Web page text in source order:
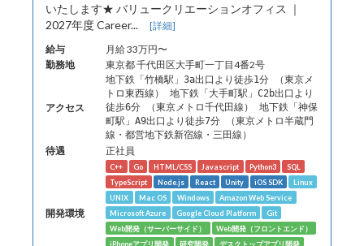
いたします★ バリュークリエーションオフィス ｜
2027年度 Career... [詳細]
給与
月給 33万円〜
勤務地
東京都 千代田区大手町一丁目4番2号
アクセス
地下鉄「竹橋駅」3a出口より徒歩1分 （東京メ
トロ東西線） 地下鉄「大手町駅」C2b出口より
徒歩6分 （東京メトロ千代田線） 地下鉄「神保
町駅」A9出口より徒歩7分 （東京メトロ半蔵門
線・都営地下鉄新宿線・三田線）
待遇 正社員
開発環境
C++ Go HTML/CSS Javascript Python3
SQL
TypeScript
Node.js React Unity iOS SDK
Linux
UNIX
Mac OS Windows
Amazon Web Service
Microsoft Azure
Google Cloud Platform
Git
Web開発（サーバーサイド）
Web開発（フロントエンド）
iPhoneアプリ開発
研究開発 デスクトップアプリ開発